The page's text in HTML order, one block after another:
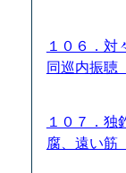
１０６．対
同巡内振
１０７．独
腐、遠い